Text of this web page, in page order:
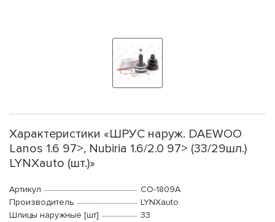
Характеристики «ШРУС наруж. DAEWOO
Lanos 1.6 97>, Nubiria 1.6/2.0 97> (33/29шл.)
LYNXauto (шт.)»
Артикул
CO-1809A
Производитель
LYNXauto
Шлицы наружные [шт]
33